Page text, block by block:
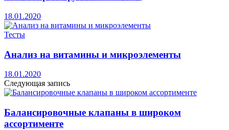
18.01.2020
Тесты
Анализ на витамины и микроэлементы
18.01.2020
Следующая запись
Балансировочные клапаны в широком
ассортименте